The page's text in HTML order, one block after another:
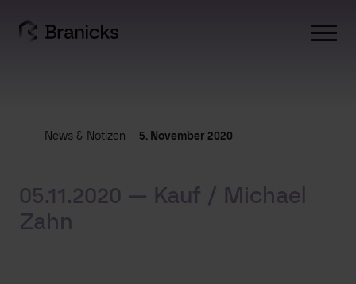
content
News & Notizen 5. November 2020
05.11.2020 — Kauf / Michael
Zahn